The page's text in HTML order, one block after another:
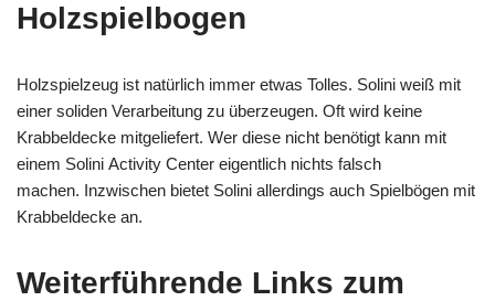
Holzspielbogen
Holzspielzeug ist natürlich immer etwas Tolles. Solini weiß mit
einer soliden Verarbeitung zu überzeugen. Oft wird keine
Krabbeldecke mitgeliefert. Wer diese nicht benötigt kann mit
einem Solini Activity Center eigentlich nichts falsch
machen. Inzwischen bietet Solini allerdings auch Spielbögen mit
Krabbeldecke an.
Weiterführende Links zum